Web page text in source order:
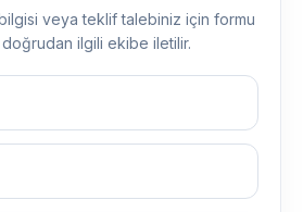
veya teklif talebiniz için formu
ilgili ekibe iletilir.